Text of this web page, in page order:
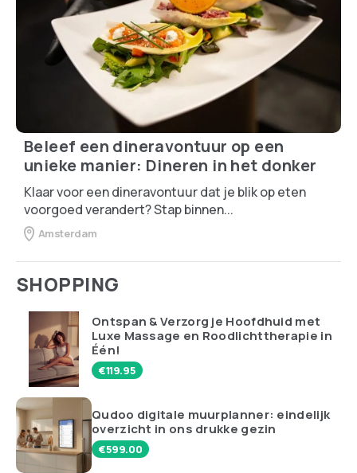
Beleef een dineravontuur op een
unieke manier: Dineren in het donker
Klaar voor een dineravontuur dat je blik op eten
voorgoed verandert? Stap binnen...
Amsterdam
SHOPPING
Ontspan & Verzorg je Hoofdhuid met
Luxe Massage en Roodlichttherapie in
Één!
€119.95
Qudoo digitale muurplanner: eindelijk
overzicht in ons drukke gezin
€599.00